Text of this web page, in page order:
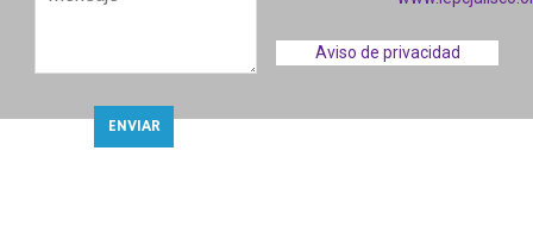
Aviso de privacidad